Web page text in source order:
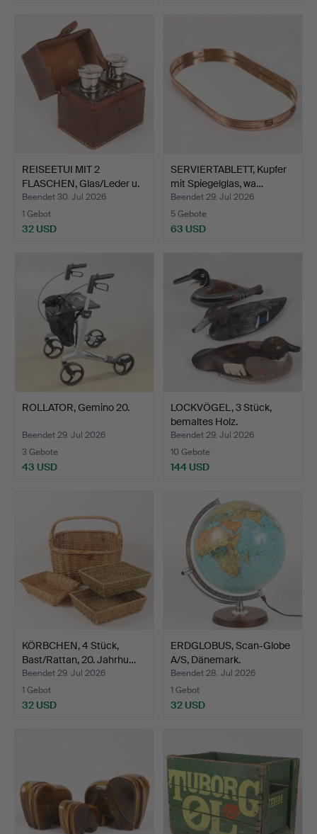
REISEETUI MIT 2
FLASCHEN, Glas/Leder u.
a.…
Beendet 30. Jul 2026
1 Gebot
32 USD
SERVIERTABLETT, Kupfer
mit Spiegelglas, wa…
Beendet 29. Jul 2026
5 Gebote
63 USD
ROLLATOR, Gemino 20.
Beendet 29. Jul 2026
3 Gebote
43 USD
LOCKVÖGEL, 3 Stück,
bemaltes Holz.
Beendet 29. Jul 2026
10 Gebote
144 USD
KÖRBCHEN, 4 Stück,
Bast/Rattan, 20. Jahrhu…
Beendet 29. Jul 2026
1 Gebot
32 USD
ERDGLOBUS, Scan-Globe
A/S, Dänemark.
Beendet 28. Jul 2026
1 Gebot
32 USD